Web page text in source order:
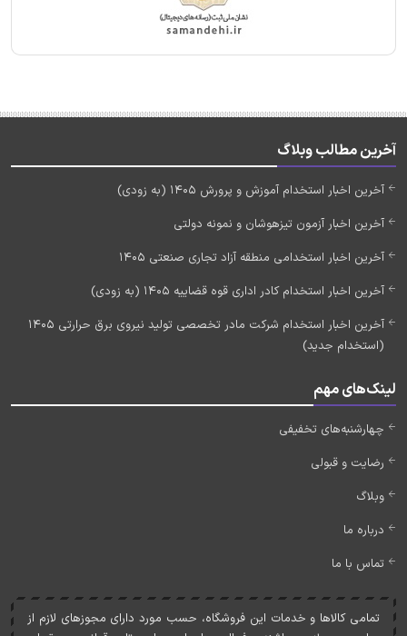
آخرین مطالب وبلاگ
آخرین اخبار استخدام آموزش و پرورش 1405 (به زودی)
آخرین اخبار آزمون تیزهوشان و نمونه دولتی
آخرین اخبار استخدامی منطقه آزاد تجاری صنعتی 1405
آخرین اخبار استخدام کادر اداری قوه قضاییه 1405 (به زودی)
آخرین اخبار استخدام شرکت مادر تخصصی تولید نیروی برق حرارتی 1405
(استخدام جدید)
لینک‌های مهم
چهارشنبه‌های تخفیفی
رضایت و قبولی
وبلاگ
درباره ما
تماس با ما
تمامی کالاها و خدمات اين فروشگاه، حسب مورد دارای مجوزهای لازم از